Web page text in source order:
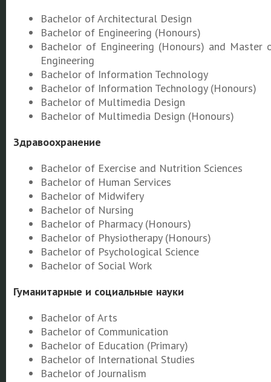
Bachelor of Architectural Design
Bachelor of Engineering (Honours)
Bachelor of Engineering (Honours) and Master
Engineering
Bachelor of Information Technology
Bachelor of Information Technology (Honours)
Bachelor of Multimedia Design
Bachelor of Multimedia Design (Honours)
Здравоохранение
Bachelor of Exercise and Nutrition Sciences
Bachelor of Human Services
Bachelor of Midwifery
Bachelor of Nursing
Bachelor of Pharmacy (Honours)
Bachelor of Physiotherapy (Honours)
Bachelor of Psychological Science
Bachelor of Social Work
Гуманитарные и социальные науки
Bachelor of Arts
Bachelor of Communication
Bachelor of Education (Primary)
Bachelor of International Studies
Bachelor of Journalism